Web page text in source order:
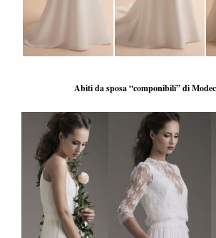
Abiti da sposa “componibili” di